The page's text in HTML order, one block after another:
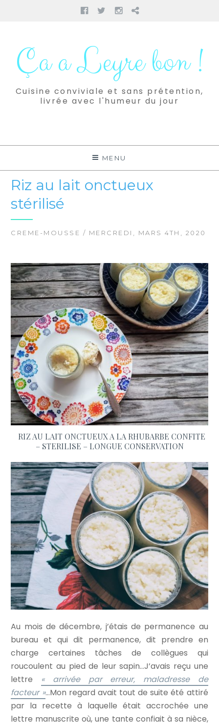
Facebook
TwitterInstagram
Pinterest
contenuÇa a Leyre bon !
Cuisine conviviale et sans prétention,
livrée avec l'humeur du jour
MENU
Riz au lait onctueux
stérilisé
CREME-MOUSSE / MERCREDI, MARS 4TH, 2020
RIZ AU LAIT ONCTUEUX A LA RHUBARBE CONFITE
– STERILISE – LONGUE CONSERVATION
Au mois de décembre, j’étais de permanence au
bureau et qui dit permanence, dit prendre en
charge certaines tâches de collègues qui
roucoulent au pied de leur sapin…J’avais reçu une
lettre « arrivée par erreur, maladresse de
facteur »…Mon regard avait tout de suite été attiré
par la recette à laquelle était accrochée une
lettre manuscrite où, une tante confiait à sa nièce,